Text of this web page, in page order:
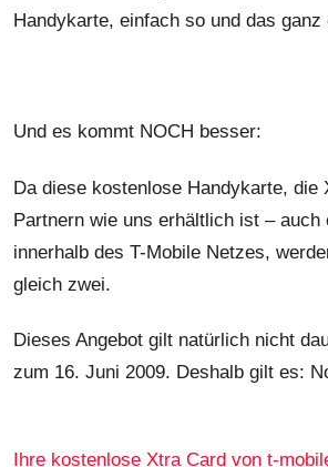
Handykarte, einfach so und das
Und es kommt NOCH besser:
Da diese kostenlose Handykarte,
Partnern wie uns erhältlich ist –
innerhalb des T-Mobile Netzes,
gleich zwei.
Dieses Angebot gilt natürlich nicht
zum 16. Juni 2009. Deshalb gilt es:
Ihre kostenlose Xtra Card von t-